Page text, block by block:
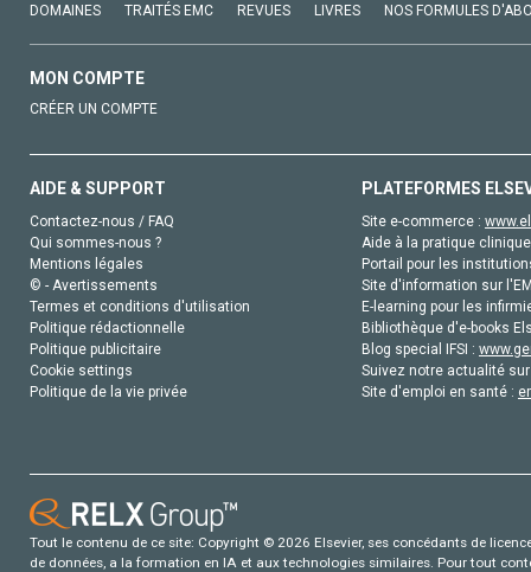
DOMAINES TRAITÉS EMC REVUES LIVRES NOS FORMULES
MON COMPTE
CRÉER UN COMPTE
AIDE & SUPPORT
Contactez-nous / FAQ
Qui sommes-nous ?
Mentions légales
© - Avertissements
Termes et conditions d'utilisation
Politique rédactionnelle
Politique publicitaire
Cookie settings
Politique de la vie privée
PLATEFORMES
Site e-commerce :
Aide à la pratique
Portail pour les
Site d'information sur
E-learning pour les
Bibliothèque d'e-books
Blog special IFSI :
Suivez notre actualité
Site d'emploi en santé :
Tout le contenu de ce site: Copyright © 2026 Elsevier, ses concédants de
de données, a la formation en IA et aux technologies similaires. Pour tout